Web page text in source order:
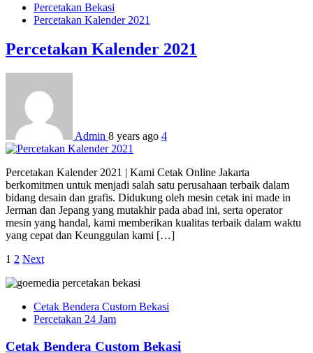
Percetakan Bekasi
Percetakan Kalender 2021
Percetakan Kalender 2021
Admin 8 years ago 4
Percetakan Kalender 2021 | Kami Cetak Online Jakarta
berkomitmen untuk menjadi salah satu perusahaan terbaik dalam
bidang desain dan grafis. Didukung oleh mesin cetak ini made in
Jerman dan Jepang yang mutakhir pada abad ini, serta operator
mesin yang handal, kami memberikan kualitas terbaik dalam waktu
yang cepat dan Keunggulan kami […]
Posts
pagination
1 2 Next
Cetak Bendera Custom Bekasi
Percetakan 24 Jam
Cetak Bendera Custom Bekasi